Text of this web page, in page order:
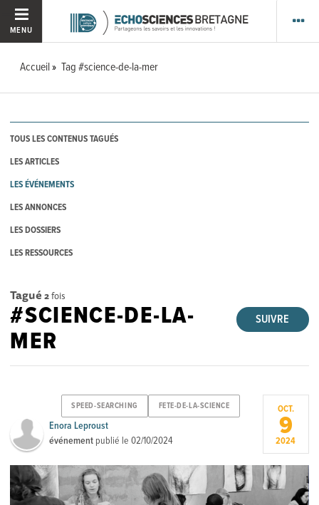
MENU
Accueil Tag #science-de-la-mer
TOUS LES CONTENUS TAGUÉS
LES ARTICLES
LES ÉVÉNEMENTS
LES ANNONCES
LES DOSSIERS
LES RESSOURCES
Tagué 2fois
SUIVRE
#SCIENCE-DE-LA-
MER
SPEED-SEARCHING FETE-DE-LA-SCIENCE
Enora Leproust
événement publié le02/10/2024
OCT.
9
2024